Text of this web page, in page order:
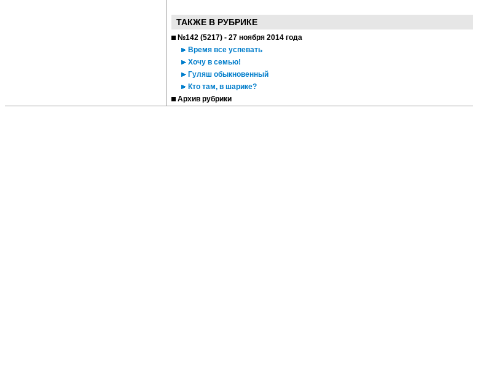
ТАКЖЕ В РУБРИКЕ
№142 (5217) - 27 ноября 2014 года
Время все успевать
Хочу в семью!
Гуляш обыкновенный
Кто там, в шарике?
Архив рубрики